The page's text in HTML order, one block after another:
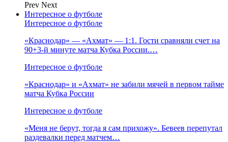
Prev Next
Интересное о футболе
Интересное о футболе
«Краснодар» — «Ахмат» — 1:1. Гости сравняли счет на
90+3‑й минуте матча Кубка России.…
Интересное о футболе
«Краснодар» и «Ахмат» не забили мячей в первом тайме
матча Кубка России
Интересное о футболе
«Меня не берут, тогда я сам прихожу». Бевеев перепутал
раздевалки перед матчем…